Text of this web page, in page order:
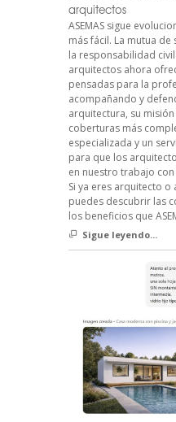
arquitectos
ASEMAS sigue
más fácil. La mutua
la responsabilidad
arquitectos ahora
pensadas para la
acompañando y
arquitectura, su
coberturas más
especializada y un
para que los
en nuestro trabajo
Si ya eres arquitecto
puedes descubrir las
los beneficios que
Sigue leyendo...